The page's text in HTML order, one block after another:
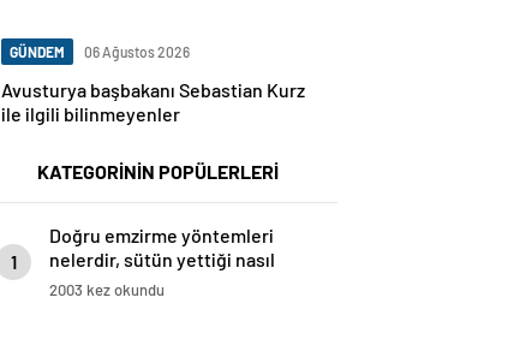
GÜNDEM 06 Ağustos 2026
Avusturya başbakanı Sebastian Kurz
ile ilgili bilinmeyenler
KATEGORİNİN POPÜLERLERİ
1
Doğru emzirme yöntemleri
nelerdir, sütün yettiği nasıl
anlaşılır?
2003 kez okundu